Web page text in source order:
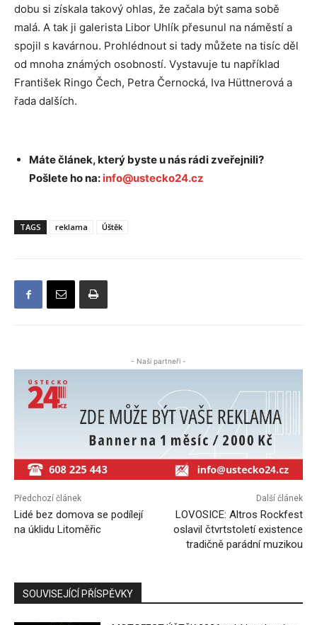
dobu si získala takový ohlas, že začala být sama sobě
malá. A tak ji galerista Libor Uhlík přesunul na náměstí a
spojil s kavárnou. Prohlédnout si tady můžete na tisíc děl
od mnoha známých osobností. Vystavuje tu například
František Ringo Čech, Petra Černocká, Iva Hüttnerová a
řada dalších.
Máte článek, který byste u nás rádi zveřejnili?
Pošlete ho na: info@ustecko24.cz
TAGS reklama Úštěk
- Naši partneři -
Předchozí článek
Lidé bez domova se podílejí
na úklidu Litoměřic
Další článek
LOVOSICE: Altros Rockfest
oslavil čtvrtstoletí existence
tradičně parádní muzikou
SOUVISEJÍCÍ PŘÍSPĚVKY